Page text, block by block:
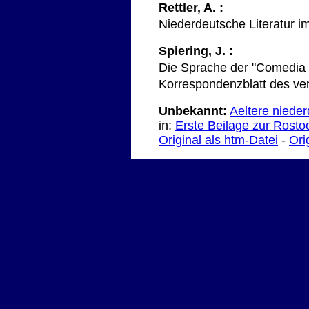
Rettler, A. :
Niederdeutsche Literatur
Spiering, J. :
Die Sprache der
Korrespondenzblatt des
Unbekannt: Aeltere
in: Erste Beilage zur
Original als htm-Datei -